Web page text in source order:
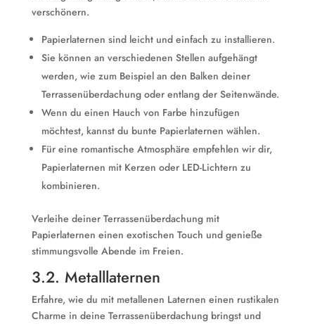
verschönern.
Papierlaternen sind leicht und einfach zu installieren.
Sie können an verschiedenen Stellen aufgehängt
werden, wie zum Beispiel an den Balken deiner
Terrassenüberdachung oder entlang der Seitenwände.
Wenn du einen Hauch von Farbe hinzufügen
möchtest, kannst du bunte Papierlaternen wählen.
Für eine romantische Atmosphäre empfehlen wir dir,
Papierlaternen mit Kerzen oder LED-Lichtern zu
kombinieren.
Verleihe deiner Terrassenüberdachung mit
Papierlaternen einen exotischen Touch und genieße
stimmungsvolle Abende im Freien.
3.2. Metalllaternen
Erfahre, wie du mit metallenen Laternen einen rustikalen
Charme in deine Terrassenüberdachung bringst und